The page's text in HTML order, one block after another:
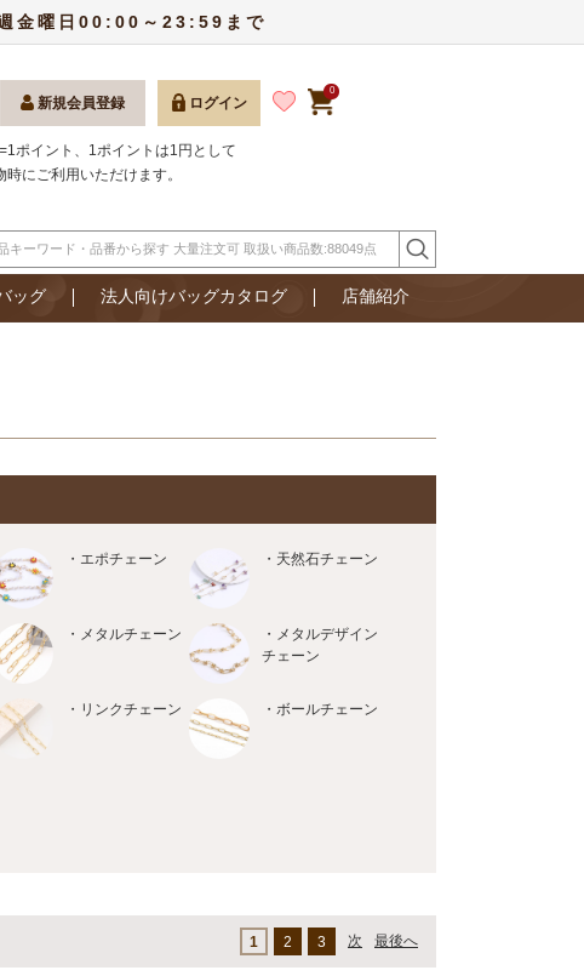
金曜日00:00～23:59まで
新規会員登録 ログイン
0
ポイント、1ポイントは1円として
時にご利用いただけます。
ッグ 法人向けバッグカタログ 店舗紹介
・エポチェーン ・天然石チェーン
・メタルチェーン
・メタルデザイン
チェーン
・リンクチェーン ・ボールチェーン
1 2 3 次 最後へ